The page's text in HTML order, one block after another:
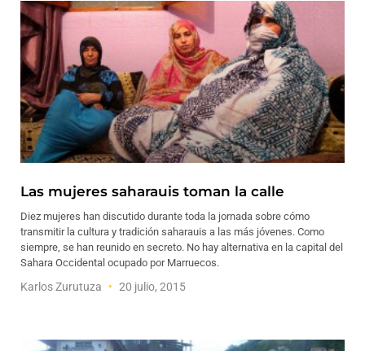
Las mujeres saharauis toman la calle
Diez mujeres han discutido durante toda la jornada sobre cómo
transmitir la cultura y tradición saharauis a las más jóvenes. Como
siempre, se han reunido en secreto. No hay alternativa en la capital del
Sahara Occidental ocupado por Marruecos.
Karlos Zurutuza 20 julio, 2015